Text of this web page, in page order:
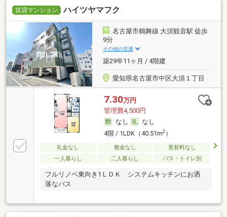
賃貸マンション ハイツヤマフク
名古屋市鶴舞線 大須観音駅 徒歩
9分
その他の交通
築29年11ヶ月 / 4階建
愛知県名古屋市中区大須１丁目
7.30万円
管理費4,500円
なし
なし
4階 / 1LDK（40.51m2）
礼金なし 敷金なし
更新料なし
一人暮らし
二人暮らし バス・トイレ別
フルリノベ東向き1ＬＤＫ システムキッチンにお洒
落なバス